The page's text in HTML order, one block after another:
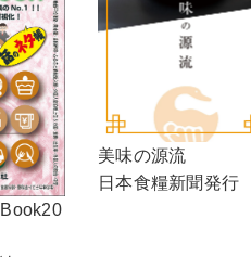
美味の源流
日本食糧新聞発行